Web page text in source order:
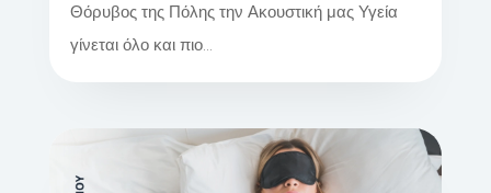
Θόρυβος της Πόλης την Ακουστική μας Υγεία
γίνεται όλο και πιο...